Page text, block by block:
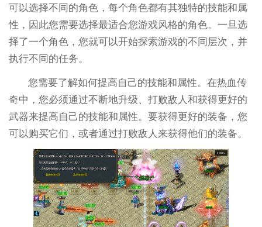
可以选择不同的角色，每个角色都有其独特的技能和属
性，因此您需要选择最适合您游戏风格的角色。一旦选
择了一个角色，您就可以开始探索游戏的不同层次，并
执行不同的任务。
您需要了解如何提高自己的技能和属性。在热血传
奇中，您必须通过不断地升级、打败敌人和获得更好的
武器来提高自己的技能和属性。要获得更好的装备，您
可以购买它们，或者通过打败敌人来获得他们的装备。